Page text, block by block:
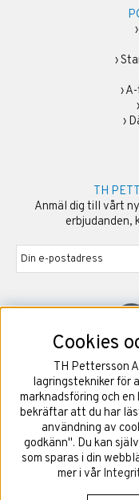
›
›
›
›
›
TH
Anmäl dig till vårt
erbjudanden,
©2026
Cookies
TH Pettersson
lagringstekniker för
marknadsföring och
bekräftar att du har
användning av
godkänn". Du kan
som sparas i din
mer i vår